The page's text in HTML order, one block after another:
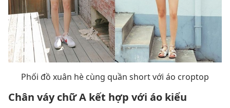
Phối đồ xuân hè cùng quần short với áo croptop
Chân váy chữ A kết hợp với áo kiểu